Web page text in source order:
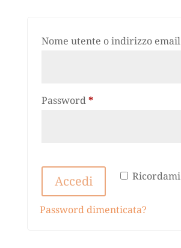
Nome utente o indirizzo email
Password*Richiesto
Ricordami
Accedi
Password dimenticata?